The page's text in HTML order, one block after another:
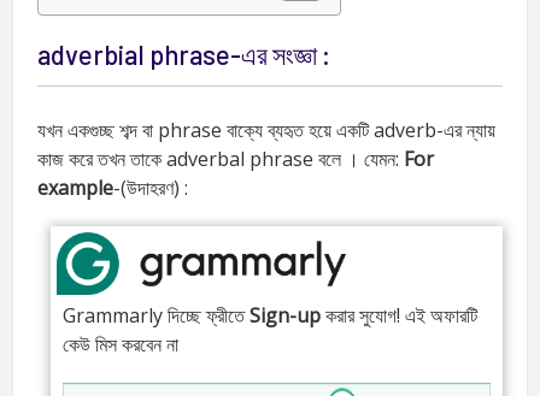
adverbial phrase-এর সংজ্ঞা :
যখন একগুচ্ছ শব্দ বা phrase বাক্যে ব্যহৃত হয়ে একটি adverb-এর ন্যায়
কাজ করে তখন তাকে adverbal phrase বলে । যেমন: For
example-(উদাহরণ) :
Grammarly দিচ্ছে ফ্রীতেSign-upকরার সুযোগ! এই অফারটি
কেউ মিস করবেন না